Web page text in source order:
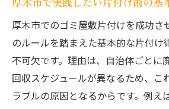
厚木市でのゴミ屋敷片付けを成功さ
のルールを踏まえた基本的な片付け
不可欠です。理由は、自治体ごとに
回収スケジュールが異なるため、こ
ラブルの原因となるからです。例え